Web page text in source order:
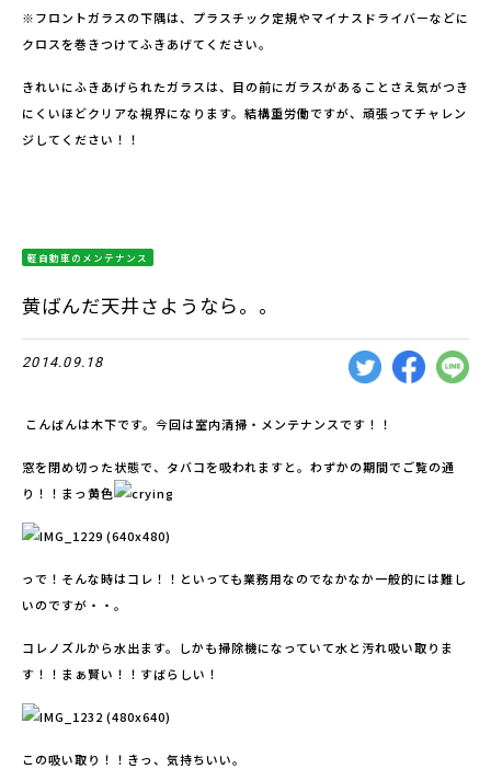
※フロントガラスの下隅は、プラスチック定規やマイナスドライバーなどに
クロスを巻きつけてふきあげてください。
きれいにふきあげられたガラスは、目の前にガラスがあることさえ気がつき
にくいほどクリアな視界になります。結構重労働ですが、頑張ってチャレン
ジしてください！！
軽自動車のメンテナンス
黄ばんだ天井さようなら。。
2014.09.18
こんばんは木下です。今回は室内清掃・メンテナンスです！！
窓を閉め切った状態で、タバコを吸われますと。わずかの期間でご覧の通
り！！まっ黄色
っで！そんな時はコレ！！といっても業務用なのでなかなか一般的には難し
いのですが・・。
コレノズルから水出ます。しかも掃除機になっていて水と汚れ吸い取りま
す！！まぁ賢い！！すばらしい！
この吸い取り！！きっ、気持ちいい。